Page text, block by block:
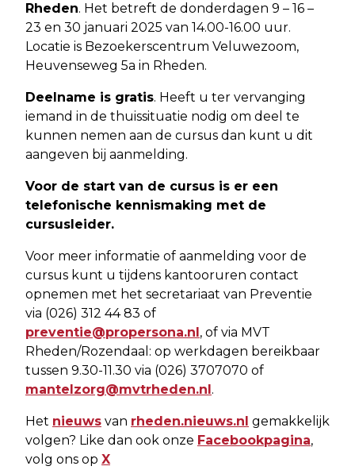
Rheden. Het betreft de donderdagen 9 – 16 –
23 en 30 januari 2025 van 14.00-16.00 uur.
Locatie is Bezoekerscentrum Veluwezoom,
Heuvenseweg 5a in Rheden.
Deelname is gratis. Heeft u ter vervanging
iemand in de thuissituatie nodig om deel te
kunnen nemen aan de cursus dan kunt u dit
aangeven bij aanmelding.
Voor de start van de cursus is er een
telefonische kennismaking met de
cursusleider.
Voor meer informatie of aanmelding voor de
cursus kunt u tijdens kantooruren contact
opnemen met het secretariaat van Preventie
via (026) 312 44 83 of
preventie@propersona.nl, of via MVT
Rheden/Rozendaal: op werkdagen bereikbaar
tussen 9.30-11.30 via (026) 3707070 of
mantelzorg@mvtrheden.nl.
Het nieuws van rheden.nieuws.nl gemakkelijk
volgen? Like dan ook onze Facebookpagina,
volg ons op X